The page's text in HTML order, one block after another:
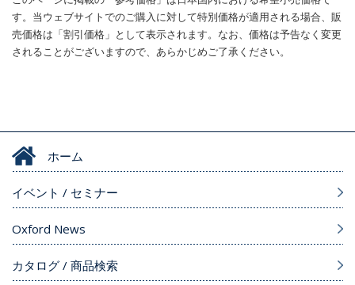
す。当ウェブサイトでのご購入に対して特別価格が適用される場合、販
売価格は「割引価格」として表示されます。なお、価格は予告なく変更
されることがございますので、あらかじめご了承ください。
ホーム
イベント / セミナー
Oxford News
カタログ / 商品検索